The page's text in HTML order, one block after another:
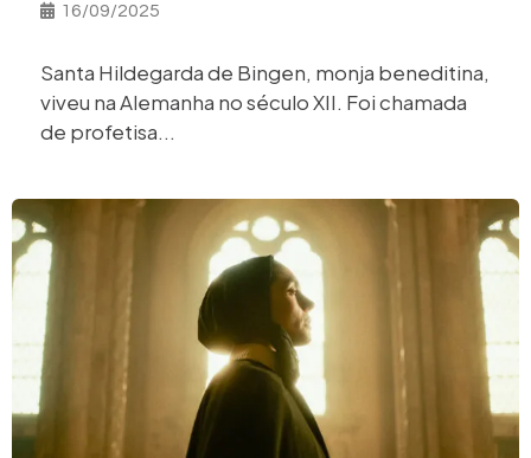
16/09/2025
Santa Hildegarda de Bingen, monja beneditina,
viveu na Alemanha no século XII. Foi chamada
de profetisa...